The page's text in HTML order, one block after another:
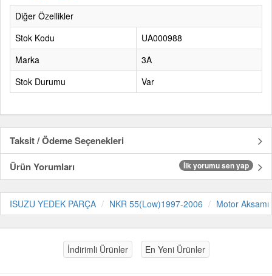
Diğer Özellikler
Stok Kodu
UA000988
Marka
3A
Stok Durumu
Var
Taksit / Ödeme Seçenekleri
Ürün Yorumları
İlk yorumu sen yap
ISUZU YEDEK PARÇA NKR 55(Low)1997-2006 Motor Aksamı
İndirimli Ürünler En Yeni Ürünler